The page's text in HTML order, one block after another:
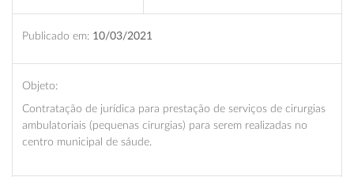
Publicado em: 10/03/2021
Objeto:
Contratação de jurídica para prestação de serviços de cirurgias
ambulatoriais (pequenas cirurgias) para serem realizadas no
centro municipal de sáude.